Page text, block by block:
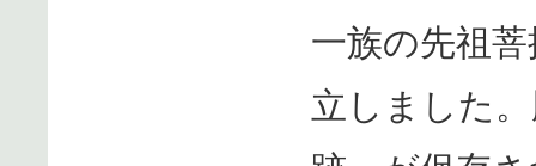
一族の先祖
立しました